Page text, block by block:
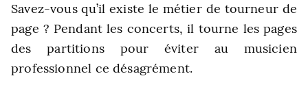
Savez-vous qu’il existe le métier de tourneur de
page ? Pendant les concerts, il tourne les pages
des partitions pour éviter au musicien
professionnel ce désagrément.